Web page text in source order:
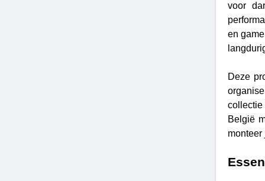
voor
en
Deze
collectie
België